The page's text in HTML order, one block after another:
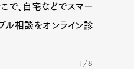
で、自宅などでスマー
ル相談をオンライン診
1/8